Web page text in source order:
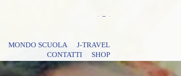
MONDO SCUOLA
J-TRAVEL
CONTATTI
SHOP